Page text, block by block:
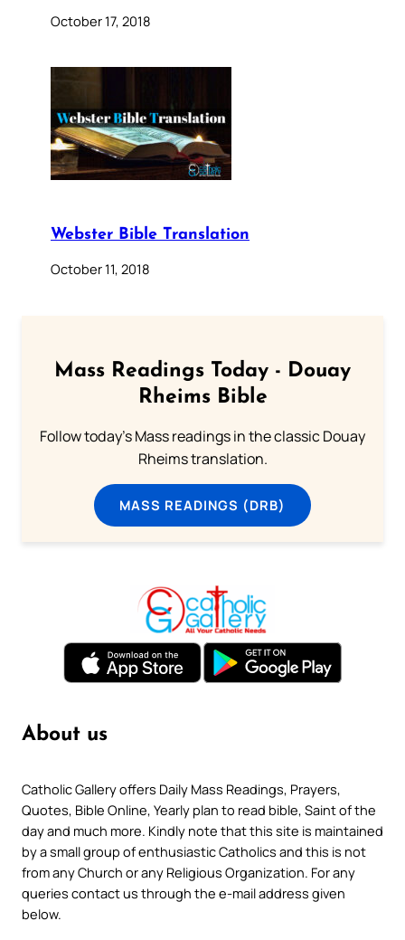
October 17, 2018
Webster Bible Translation
October 11, 2018
Mass Readings Today - Douay
Rheims Bible
Follow today's Mass readings in the classic Douay
Rheims translation.
MASS READINGS (DRB)
About us
Catholic Gallery offers Daily Mass Readings, Prayers,
Quotes, Bible Online, Yearly plan to read bible, Saint of the
day and much more. Kindly note that this site is maintained
by a small group of enthusiastic Catholics and this is not
from any Church or any Religious Organization. For any
queries contact us through the e-mail address given
below.